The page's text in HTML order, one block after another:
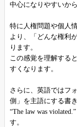
中心になりやすいから
特に人権問題や個人
より、「どんな権利
ります。
この感覚を理解する
すくなります。
さらに、英語ではフ
側」を主語にする書
“The law was
す。